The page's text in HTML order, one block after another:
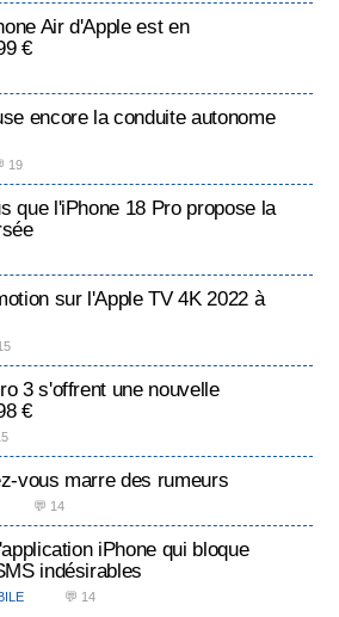
Air d'Apple est en
€
encore la conduite autonome
19
que l'iPhone 18 Pro propose la
sur l'Apple TV 4K 2022 à
3 s'offrent une nouvelle
€
vous marre des rumeurs
💬 14
iPhone qui bloque
indésirables
💬 14